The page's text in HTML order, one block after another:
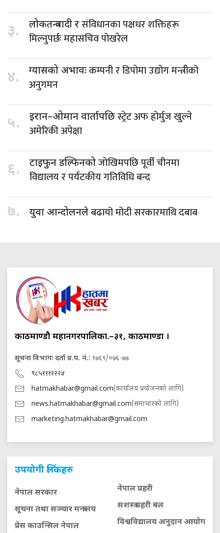
३. लोकतन्त्रवादी रसंविधानका पक्षधर शक्तिहरू
मिल्नुपर्छः महासचिव पोखरेल
४. ग्यासको अभावःकम्पनी र डिपोमा उद्योग मन्त्रीको
अनुगमन
५. इरान–ओमान वार्तापछिस्ट्रेट अफ होर्मुज खुल्ने
अमेरिकी अपेक्षा
६. टाइफुन डल्फिनकोजोखिमपछि पूर्वी चीनमा
विद्यालय र पर्यटकीय गतिविधि बन्द
७. युवा आन्दोलनलेबढायो मोदी सरकारमाथि दबाब
काठमाण्डौ महानगरपालिका.–३१, काठमाण्डौं ।
सूचना विभागः दर्ता प्र.प. नं.: १७६९/०७६-७७
९८५११११२२४
hatmakhabar@gmail.com(कार्यालय प्रयोजनको लागि)
news.hatmakhabar@gmail.com(समाचारको लागि)
marketing.hatmakhabar@gmail.com
उपयोगी लिंकहरु
नेपाल सरकार
सूचना तथा सञ्चार मन्त्रालय
प्रेस काउन्सिल नेपाल
नेपाल प्रहरी
सशस्त्र प्रहरी बल
विश्वविद्यालय अनुदान आयाेग